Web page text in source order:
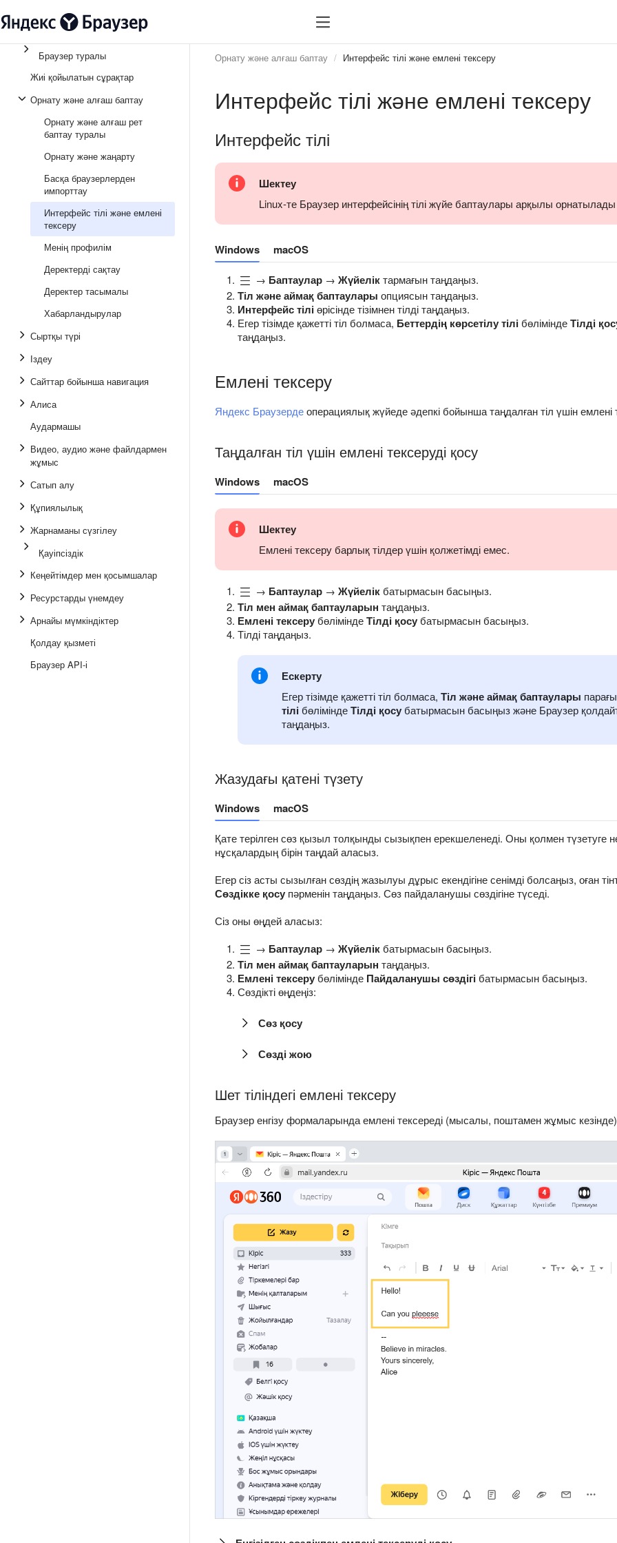
Браузер туралы
Жиі қойылатын сұрақтар
Орнату және алғаш баптау
Орнату және алғаш рет
баптау туралы
Орнату және жаңарту
Басқа браузерлерден
импорттау
Интерфейс тілі және емлені
тексеру
Менің профилім
Деректерді сақтау
Деректер тасымалы
Хабарландырулар
Сыртқы түрі
Іздеу
Сайттар бойынша навигация
Алиса
Аудармашы
Видео, аудио және файлдармен
жұмыс
Сатып алу
Құпиялылық
Жарнаманы сүзгілеу
Қауіпсіздік
Кеңейтімдер мен қосымшалар
Ресурстарды үнемдеу
Арнайы мүмкіндіктер
Қолдау қызметі
Браузер API-і
Орнату және алғаш баптау Интерфейс тілі және емлені тексеру
Интерфейс тілі және емлені тексеру
Интерфейс тілі
Шектеу
Linux-те Браузер интерфейсінің тілі жүйе баптаулары арқылы
Windows macOS
→ Баптаулар → Жүйеліктармағын таңдаңыз.
Тіл және аймақ баптаулары опциясын таңдаңыз.
Интерфейс тіліөрісінде тізімнен тілді таңдаңыз.
Егер тізімде қажетті тіл болмаса, Беттердің көрсетілу тілібөліміндеТілді
таңдаңыз.
Емлені тексеру
Яндекс Браузердеоперациялық жүйеде әдепкі бойынша таңдалған тіл үшін емлені
Таңдалған тіл үшін емлені тексеруді қосу
Windows macOS
Шектеу
Емлені тексеру барлық тілдер үшін қолжетімді емес.
→ Баптаулар → Жүйелікбатырмасын басыңыз.
Тіл мен аймақ баптауларын таңдаңыз.
Емлені тексерубөліміндеТілді қосубатырмасын басыңыз.
Тілді таңдаңыз.
Ескерту
Егер тізімде қажетті тіл болмаса, Тіл және аймақ баптаулары
тілібөліміндеТілді қосубатырмасын басыңыз және Браузер
таңдаңыз.
Жазудағы қатені түзету
Windows macOS
Қате терілген сөз қызыл толқынды сызықпен ерекшеленеді. Оны қолмен түзетуге
нұсқалардың бірін таңдай аласыз.
Егер сіз асты сызылған сөздің жазылуы дұрыс екендігіне сенімді болсаңыз, оған
Сөздікке қосу пәрменін таңдаңыз. Сөз пайдаланушы сөздігіне түседі.
Сіз оны өңдей аласыз:
→ Баптаулар → Жүйелікбатырмасын басыңыз.
Тіл мен аймақ баптауларын таңдаңыз.
Емлені тексерубөлімінде Пайдаланушы сөздігібатырмасын басыңыз.
Сөздікті өңдеңіз:
Сөз қосу
Сөзді жою
Шет тіліндегі емлені тексеру
Браузер енгізу формаларында емлені тексереді (мысалы, поштамен жұмыс